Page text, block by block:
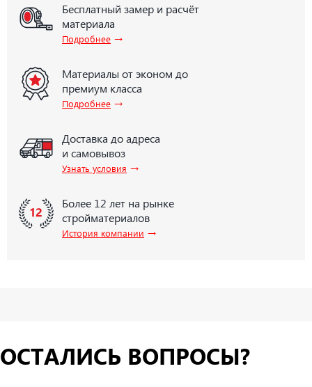
Бесплатный замер и расчёт
материала
Подробнее →
Материалы от эконом до
премиум класса
Подробнее →
Доставка до адреса
и самовывоз
Узнать условия →
Более 12 лет на рынке
стройматериалов
История компании →
ОСТАЛИСЬ ВОПРОСЫ?